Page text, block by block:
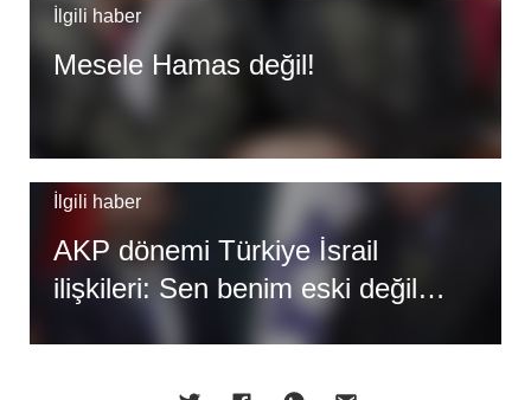
İlgili haber
Mesele Hamas değil!
İlgili haber
AKP dönemi Türkiye İsrail
ilişkileri: Sen benim eski değil
eskimeyen dostumsun